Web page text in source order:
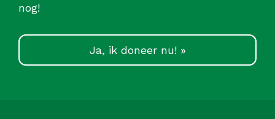
nog!
Ja, ik doneer nu! »